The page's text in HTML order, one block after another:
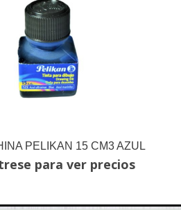
PELIKAN 15 CM3 AZUL
para ver precios